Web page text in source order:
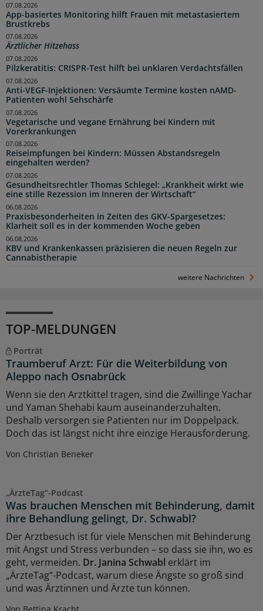
App-basiertes Monitoring hilft Frauen mit metastasiertem
Brustkrebs
07.08.2026
Ärztlicher Hitzehass
07.08.2026
Pilzkeratitis: CRISPR-Test hilft bei unklaren Verdachtsfällen
07.08.2026
Anti-VEGF-Injektionen: Versäumte Termine kosten nAMD-
Patienten wohl Sehschärfe
07.08.2026
Vegetarische und vegane Ernährung bei Kindern mit
Vorerkrankungen
07.08.2026
Reiseimpfungen bei Kindern: Müssen Abstandsregeln
eingehalten werden?
07.08.2026
Gesundheitsrechtler Thomas Schlegel: „Krankheit wirkt wie
eine stille Rezession im Inneren der Wirtschaft“
07.08.2026
Praxisbesonderheiten in Zeiten des GKV-Spargesetzes:
Klarheit soll es in der kommenden Woche geben
06.08.2026
KBV und Krankenkassen präzisieren die neuen Regeln zur
Cannabistherapie
06.08.2026
weitere Nachrichten
TOP-MELDUNGEN
Porträt
Traumberuf Arzt: Für die Weiterbildung von
Aleppo nach Osnabrück
Wenn sie den Arztkittel tragen, sind die Zwillinge Yachar
und Yaman Shehabi kaum auseinanderzuhalten.
Deshalb versorgen sie Patienten nur im Doppelpack.
Doch das ist längst nicht ihre einzige Herausforderung.
Von Christian Beneker
„ÄrzteTag“-Podcast
Was brauchen Menschen mit Behinderung, damit
ihre Behandlung gelingt, Dr. Schwabl?
Der Arztbesuch ist für viele Menschen mit Behinderung
mit Angst und Stress verbunden – so dass sie ihn, wo es
geht, vermeiden. Dr. Janina Schwabl erklärt im
„ÄrzteTag“-Podcast, warum diese Ängste so groß sind
und was Ärztinnen und Ärzte tun können.